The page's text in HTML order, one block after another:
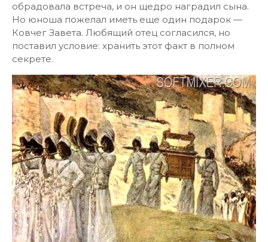
обрадовала встреча, и он щедро наградил сына.
Но юноша пожелал иметь еще один подарок —
Ковчег Завета. Любящий отец согласился, но
поставил условие: хранить этот факт в полном
секрете.